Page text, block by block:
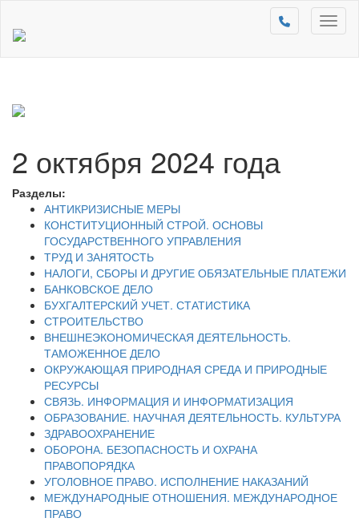
2 октября 2024 года
Разделы:
АНТИКРИЗИСНЫЕ МЕРЫ
КОНСТИТУЦИОННЫЙ СТРОЙ. ОСНОВЫ
ГОСУДАРСТВЕННОГО УПРАВЛЕНИЯ
ТРУД И ЗАНЯТОСТЬ
НАЛОГИ, СБОРЫ И ДРУГИЕ ОБЯЗАТЕЛЬНЫЕ ПЛАТЕЖИ
БАНКОВСКОЕ ДЕЛО
БУХГАЛТЕРСКИЙ УЧЕТ. СТАТИСТИКА
СТРОИТЕЛЬСТВО
ВНЕШНЕЭКОНОМИЧЕСКАЯ ДЕЯТЕЛЬНОСТЬ.
ТАМОЖЕННОЕ ДЕЛО
ОКРУЖАЮЩАЯ ПРИРОДНАЯ СРЕДА И ПРИРОДНЫЕ
РЕСУРСЫ
СВЯЗЬ. ИНФОРМАЦИЯ И ИНФОРМАТИЗАЦИЯ
ОБРАЗОВАНИЕ. НАУЧНАЯ ДЕЯТЕЛЬНОСТЬ. КУЛЬТУРА
ЗДРАВООХРАНЕНИЕ
ОБОРОНА. БЕЗОПАСНОСТЬ И ОХРАНА
ПРАВОПОРЯДКА
УГОЛОВНОЕ ПРАВО. ИСПОЛНЕНИЕ НАКАЗАНИЙ
МЕЖДУНАРОДНЫЕ ОТНОШЕНИЯ. МЕЖДУНАРОДНОЕ
ПРАВО